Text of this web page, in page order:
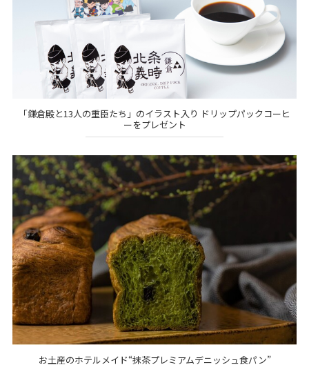
「鎌倉殿と13人の重臣たち」のイラスト入り ドリップパックコーヒ
ーをプレゼント
お土産のホテルメイド“抹茶プレミアムデニッシュ食パン”